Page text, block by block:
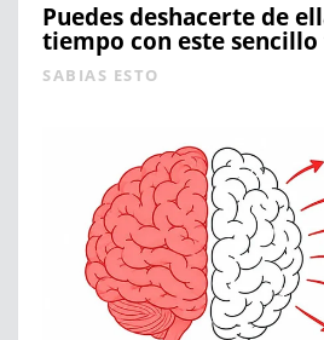
Puedes deshacerte de
tiempo con este
SABIAS ESTO